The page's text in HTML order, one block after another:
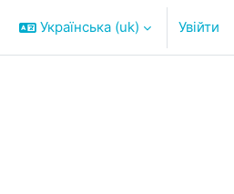
Українська ‎(uk)‎ Увійти